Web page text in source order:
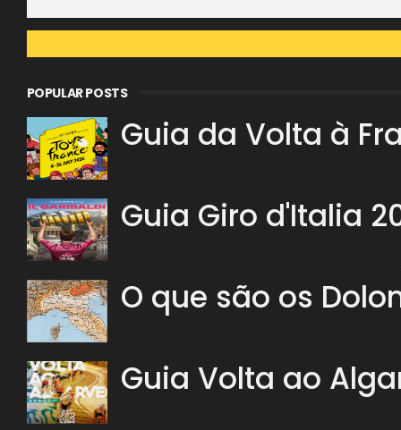
POPULAR POSTS
Guia da Volta à
Guia Giro d'Italia
O que são os
Guia Volta ao